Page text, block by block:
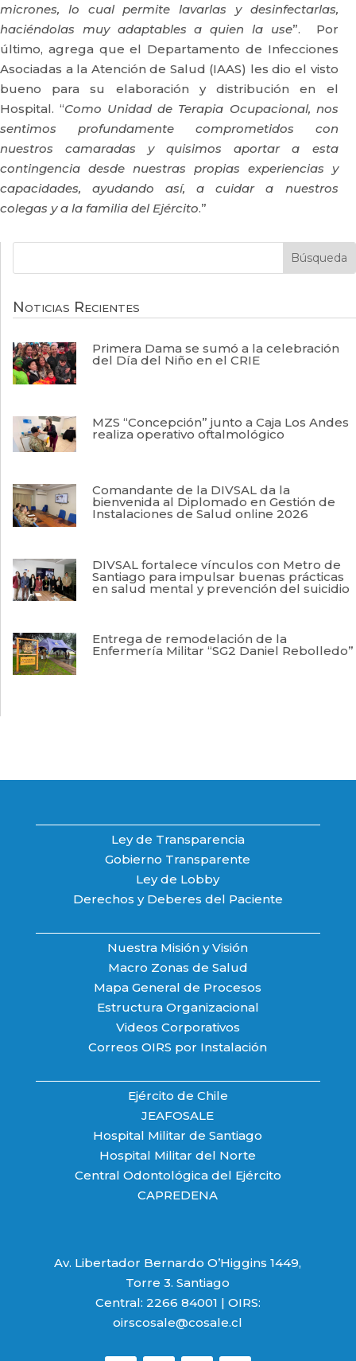
micrones, lo cual permite lavarlas y desinfectarlas,
haciéndolas muy adaptables a quien la use”. Por
último, agrega que el Departamento de Infecciones
Asociadas a la Atención de Salud (IAAS) les dio el visto
bueno para su elaboración y distribución en el
Hospital. “Como Unidad de Terapia Ocupacional, nos
sentimos profundamente comprometidos con
nuestros camaradas y quisimos aportar a esta
contingencia desde nuestras propias experiencias y
capacidades, ayudando así, a cuidar a nuestros
colegas y a la familia del Ejército.”
Noticias Recientes
Primera Dama se sumó a la celebración
del Día del Niño en el CRIE
MZS “Concepción” junto a Caja Los Andes
realiza operativo oftalmológico
Comandante de la DIVSAL da la
bienvenida al Diplomado en Gestión de
Instalaciones de Salud online 2026
DIVSAL fortalece vínculos con Metro de
Santiago para impulsar buenas prácticas
en salud mental y prevención del suicidio
Entrega de remodelación de la
Enfermería Militar “SG2 Daniel Rebolledo”
Ley de Transparencia
Gobierno Transparente
Ley de Lobby
Derechos y Deberes del Paciente
Nuestra Misión y Visión
Macro Zonas de Salud
Mapa General de Procesos
Estructura Organizacional
Videos Corporativos
Correos OIRS por Instalación
Ejército de Chile
JEAFOSALE
Hospital Militar de Santiago
Hospital Militar del Norte
Central Odontológica del Ejército
CAPREDENA
Av. Libertador Bernardo O’Higgins 1449,
Torre 3. Santiago
Central: 2266 84001 | OIRS:
oirscosale@cosale.cl